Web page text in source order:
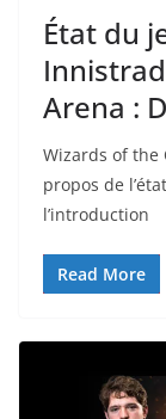
État du
Arena :
Wizards of the
propos de
l’introduction
Read More